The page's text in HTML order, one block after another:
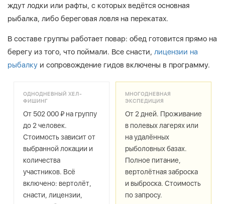
ждут лодки или рафты, с которых ведётся основная
рыбалка, либо береговая ловля на перекатах.
В составе группы работает повар: обед готовится прямо на
берегу из того, что поймали. Все снасти, лицензии на
рыбалку и сопровождение гидов включены в программу.
ОДНОДНЕВНЫЙ ХЕЛ-
ФИШИНГ
От 502 000 ₽ на группу
до 2 человек.
Стоимость зависит от
выбранной локации и
количества
участников. Всё
включено: вертолёт,
снасти, лицензии,
МНОГОДНЕВНАЯ
ЭКСПЕДИЦИЯ
От 2 дней. Проживание
в полевых лагерях или
на удалённых
рыболовных базах.
Полное питание,
вертолётная заброска
и выброска. Стоимость
по запросу.